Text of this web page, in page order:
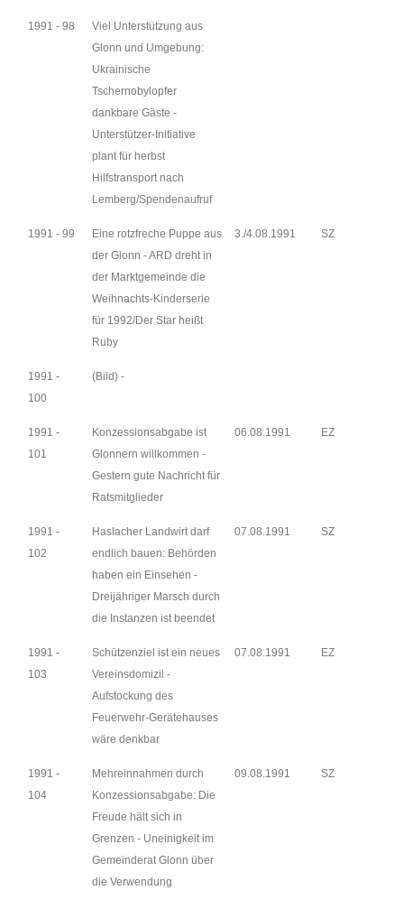
1991 - 98
Viel Unterstützung aus
Glonn und Umgebung:
Ukrainische
Tschernobylopfer
dankbare Gäste -
Unterstützer-Initiative
plant für herbst
Hilfstransport nach
Lemberg/Spendenaufruf
1991 - 99
Eine rotzfreche Puppe aus
der Glonn - ARD dreht in
der Marktgemeinde die
Weihnachts-Kinderserie
für 1992/Der Star heißt
Ruby
3./4.08.1991 SZ
1991 -
100
(Bild) -
1991 -
101
Konzessionsabgabe ist
Glonnern willkommen -
Gestern gute Nachricht für
Ratsmitglieder
06.08.1991 EZ
1991 -
102
Haslacher Landwirt darf
endlich bauen: Behörden
haben ein Einsehen -
Dreijähriger Marsch durch
die Instanzen ist beendet
07.08.1991 SZ
1991 -
103
Schützenziel ist ein neues
Vereinsdomizil -
Aufstockung des
Feuerwehr-Gerätehauses
wäre denkbar
07.08.1991 EZ
1991 -
104
Mehreinnahmen durch
Konzessionsabgabe: Die
Freude hält sich in
Grenzen - Uneinigkeit im
Gemeinderat Glonn über
die Verwendung
09.08.1991 SZ